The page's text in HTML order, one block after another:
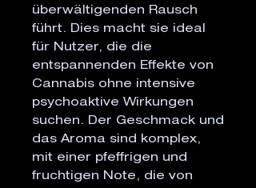
überwältigenden Rausch
führt. Dies macht sie ideal
für Nutzer, die die
entspannenden Effekte von
Cannabis ohne intensive
psychoaktive Wirkungen
suchen. Der Geschmack und
das Aroma sind komplex,
mit einer pfeffrigen und
fruchtigen Note, die von